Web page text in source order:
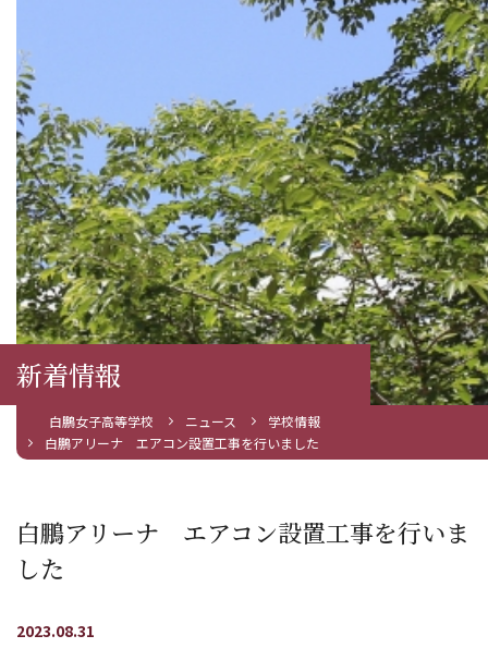
新着情報
白鵬女子高等学校 ニュース
学校情報
白鵬アリーナ エアコン設置工事を行いました
白鵬アリーナ エアコン設置工事を行いま
した
2023.08.31